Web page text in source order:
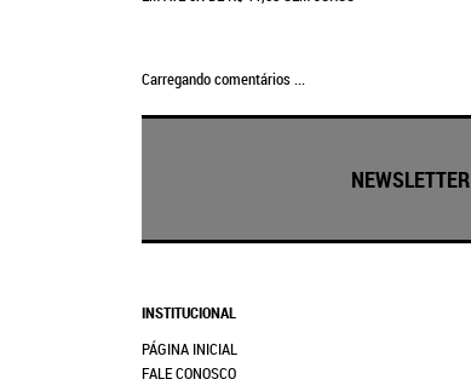
Carregando comentários ...
NEWSLETTER
INSTITUCIONAL
PÁGINA INICIAL
FALE CONOSCO